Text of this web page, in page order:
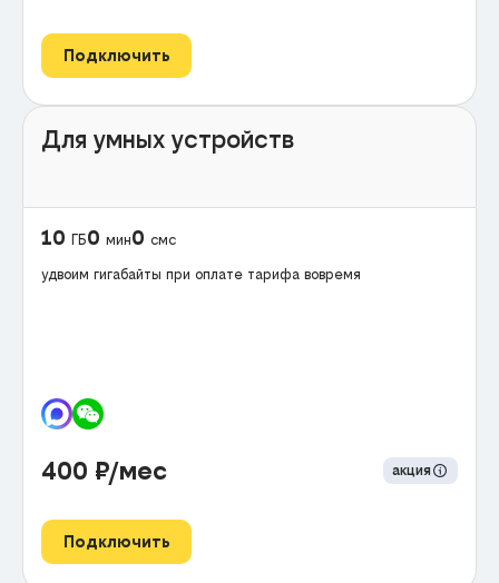
Подключить
Для умных устройств
10 ГБ0 мин0 смс
удвоим гигабайты при оплате тарифа вовремя
400 ₽/мес акция
Подключить